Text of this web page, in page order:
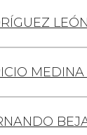
LEÓN